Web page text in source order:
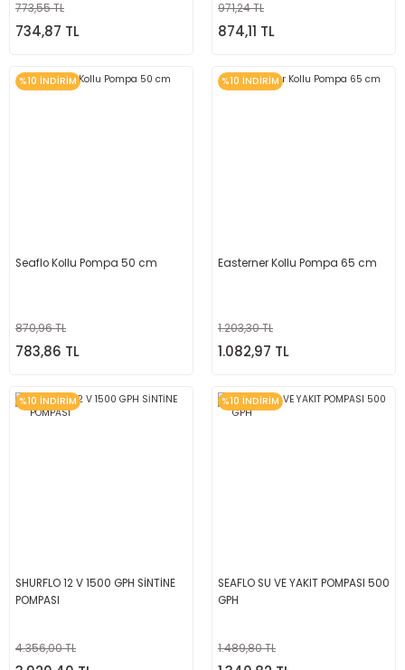
773,55 TL
734,87 TL
971,24 TL
874,11 TL
%10 İNDİRİM
Seaflo Kollu Pompa 50 cm
870,96 TL
783,86 TL
%10 İNDİRİM
Easterner Kollu Pompa 65 cm
1.203,30 TL
1.082,97 TL
%10 İNDİRİM
SHURFLO 12 V 1500 GPH SİNTİNE
POMPASI
4.356,00 TL
%10 İNDİRİM
SEAFLO SU VE YAKIT POMPASI 500
GPH
1.489,80 TL